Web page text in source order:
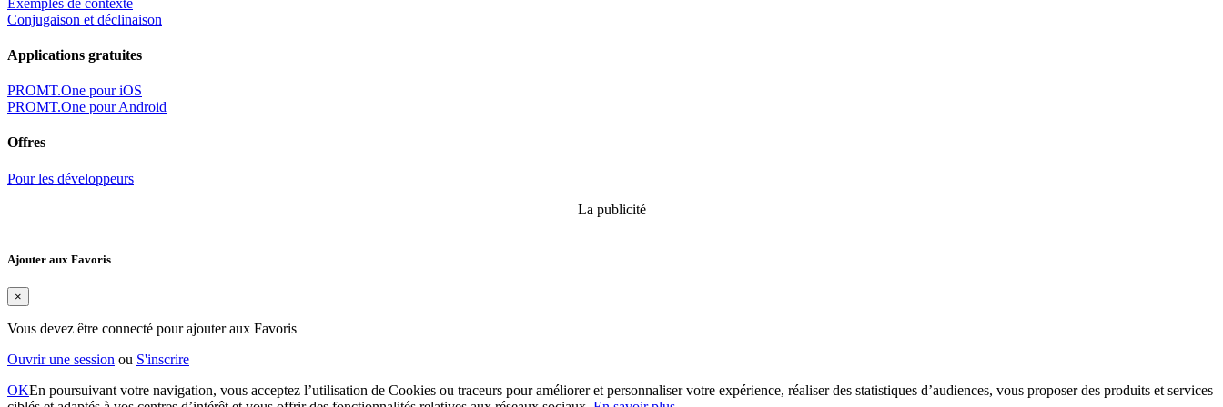
Conjugaison et déclinaison
Applications gratuites
PROMT.One pour iOS
PROMT.One pour Android
Offres
Pour les développeurs
La publicité
Ajouter aux Favoris
×
Vous devez être connecté pour ajouter aux Favoris
Ouvrir une session ou S'inscrire
OKEn poursuivant votre navigation, vous acceptez l’utilisation de Cookies ou traceurs pour améliorer et personnaliser votre expérience, réaliser des statistiques d’audiences, vous proposer des produits et services